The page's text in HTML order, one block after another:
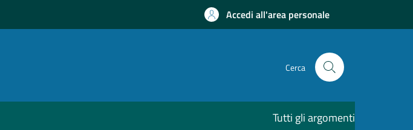
Accedi all'area personale
Cerca
Tutti gli argomenti